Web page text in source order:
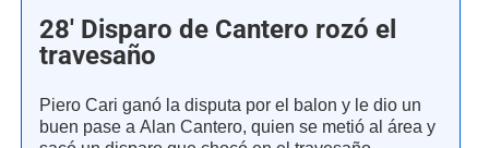
28' Disparo de Cantero rozó el
travesaño
Piero Cari ganó la disputa por el balon y le dio un
buen pase a Alan Cantero, quien se metió al área y